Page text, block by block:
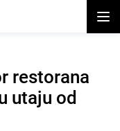
restorana
utaju od